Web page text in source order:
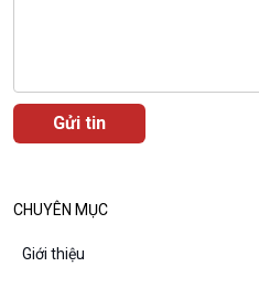
VOV1 đặc biệt
Thanh âm ký sự
CHUYÊN MỤC
Giới thiệu